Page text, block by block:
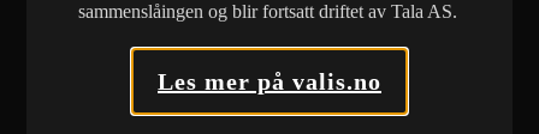
Norwegian Bulk Carriers AS
Brødrene Dokken AS\VARE
sammenslåingen og blir fortsatt driftet av Tala AS.
Les mer på valis.no